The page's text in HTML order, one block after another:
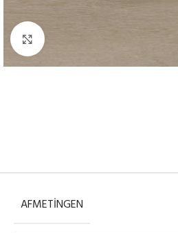
AFMETINGEN